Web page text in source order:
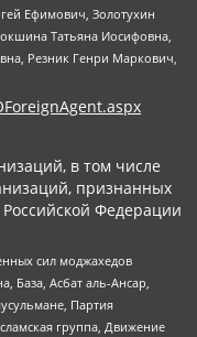
Ефимович, Золотухин
Татьяна Иосифовна,
Резник Генри Маркович,
в том числе
признанных
Российской Федерации
сил моджахедов
База, Асбат аль-Ансар,
Партия
группа, Движение